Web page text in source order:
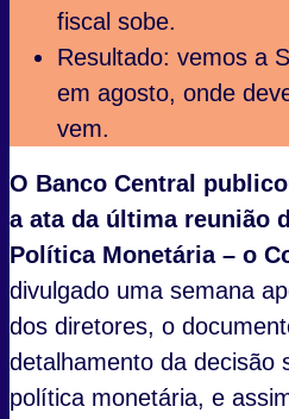
fiscal sobe.
Resultado: vemos a
em agosto, onde
vem.
O Banco Central
a ata da última reunião
Política Monetária – o
divulgado uma semana
dos diretores, o
detalhamento da decisão
política monetária, e